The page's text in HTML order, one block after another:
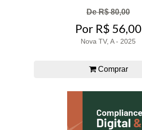
De R$ 80,00
Por R$ 56,00
Nova TV, A - 2025
Comprar